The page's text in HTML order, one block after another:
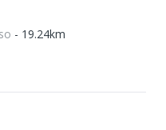
- 19.24km